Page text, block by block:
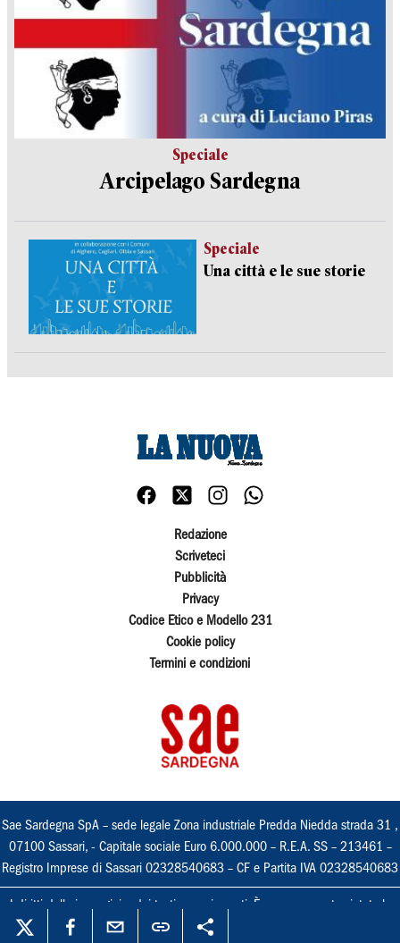
Speciale
Arcipelago Sardegna
Speciale
Una città e le sue storie
Redazione
Scriveteci
Pubblicità
Privacy
Codice Etico e Modello 231
Cookie policy
Termini e condizioni
Sae Sardegna SpA – sede legale Zona industriale Predda Niedda strada 31 ,
07100 Sassari, - Capitale sociale Euro 6.000.000 – R.E.A. SS – 213461 –
Registro Imprese di Sassari 02328540683 – CF e Partita IVA 02328540683
I diritti delle immagini e dei testi sono riservati. È espressamente vietata la
loro riproduzione con qualsiasi mezzo e l'adattamento totale o parziale.